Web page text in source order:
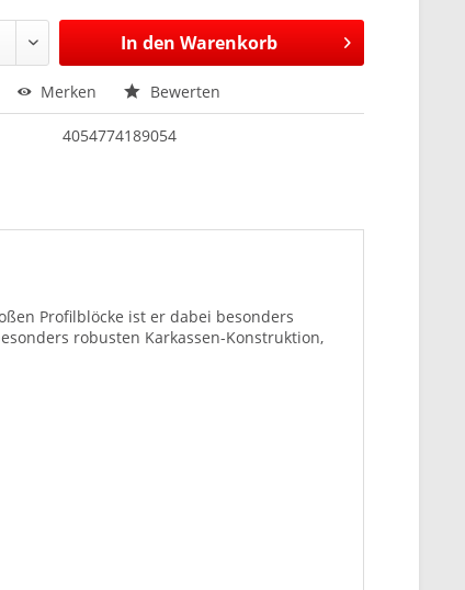
In den Warenkorb
Merken Bewerten
4054774189054
Profilblöcke ist er dabei besonders
robusten Karkassen-Konstruktion,